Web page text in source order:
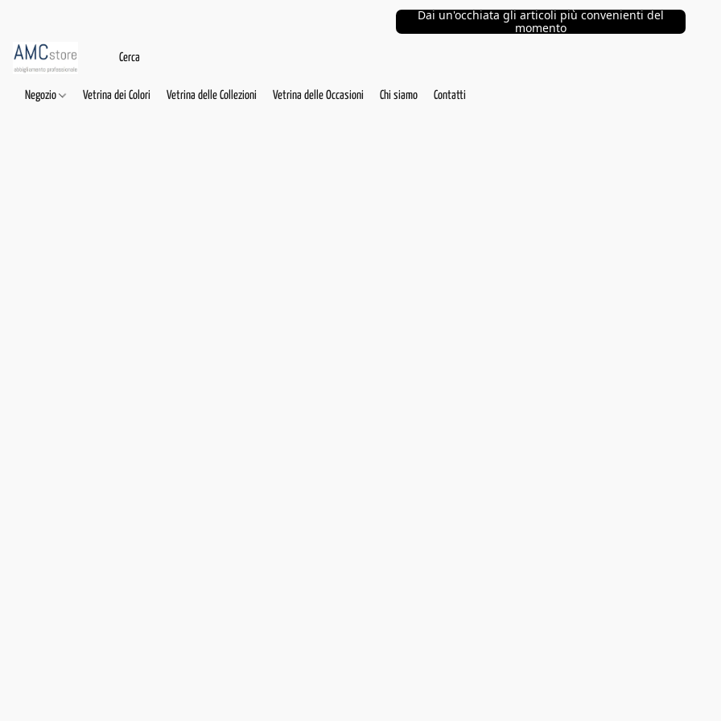
Dai un'occhiata gli articoli più convenienti del
momento
Negozio Vetrina dei Colori Vetrina delle Collezioni Vetrina delle Occasioni Chi siamo Contatti